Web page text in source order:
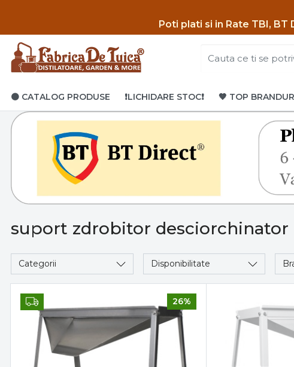
Poti plati si in Rate TBI, BT
🟤 CATALOG PRODUSE ❗LICHIDARE STOC❗ 🤎 TOP
suport zdrobitor desciorchinator
Categorii Disponibilitate
26%